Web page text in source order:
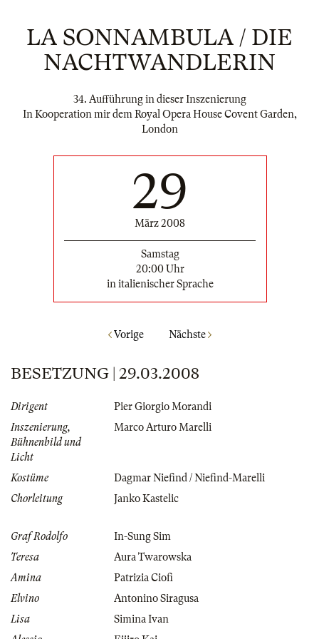
LA SONNAMBULA / DIE
NACHTWANDLERIN
34. Aufführung in dieser Inszenierung
In Kooperation mir dem Royal Opera House Covent Garden,
London
29
März 2008
Samstag
20:00 Uhr
in italienischer Sprache
Vorige Nächste
BESETZUNG | 29.03.2008
Dirigent
Pier Giorgio Morandi
Inszenierung,
Bühnenbild und
Licht
Marco Arturo Marelli
Kostüme
Dagmar Niefind / Niefind-Marelli
Chorleitung
Janko Kastelic
Graf Rodolfo
In-Sung Sim
Teresa
Aura Twarowska
Amina
Patrizia Ciofi
Elvino
Antonino Siragusa
Lisa
Simina Ivan